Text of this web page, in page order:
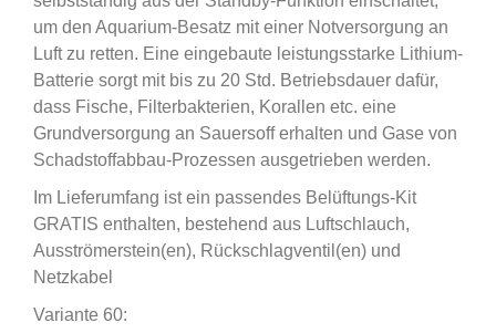
um den Aquarium-Besatz mit einer Notversorgung an
Luft zu retten. Eine eingebaute leistungsstarke Lithium-
Batterie sorgt mit bis zu 20 Std. Betriebsdauer dafür,
dass Fische, Filterbakterien, Korallen etc. eine
Grundversorgung an Sauersoff erhalten und Gase von
Schadstoffabbau-Prozessen ausgetrieben werden.
Im Lieferumfang ist ein passendes Belüftungs-Kit
GRATIS enthalten, bestehend aus Luftschlauch,
Ausströmerstein(en), Rückschlagventil(en) und
Netzkabel
Variante 60: